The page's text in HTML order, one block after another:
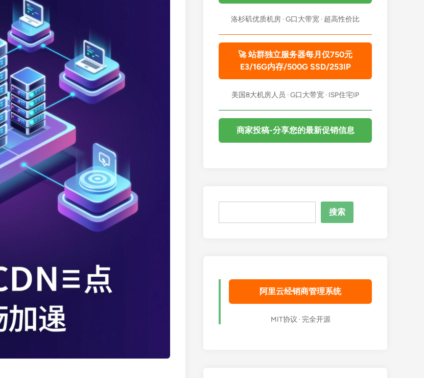
洛杉矶优质机房 · G口大带宽 · 超高性价比
🚀 站群独立服务器每月仅750元
E3/16G内存/500G SSD/253IP
美国8大机房人员 · G口大带宽 · ISP住宅IP
商家投稿-分享您的最新促销信息
搜索
阿里云经销商管理系统
MIT协议 · 完全开源